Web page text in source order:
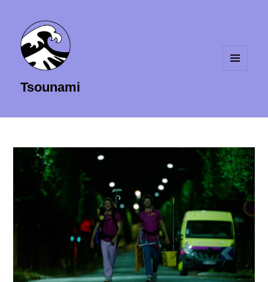
Tsounami